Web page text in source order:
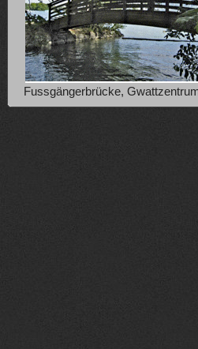
Fussgängerbrücke,